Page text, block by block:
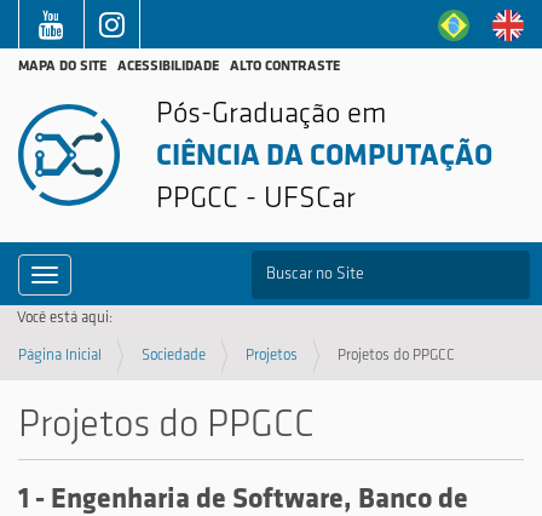
MAPA DO SITE ACESSIBILIDADE ALTO CONTRASTE
Pós-Graduação em
CIÊNCIA DA COMPUTAÇÃO
PPGCC - UFSCar
Toggle navigation
Você está aqui:
Página Inicial Sociedade Projetos Projetos do PPGCC
Projetos do PPGCC
1 - Engenharia de Software, Banco de